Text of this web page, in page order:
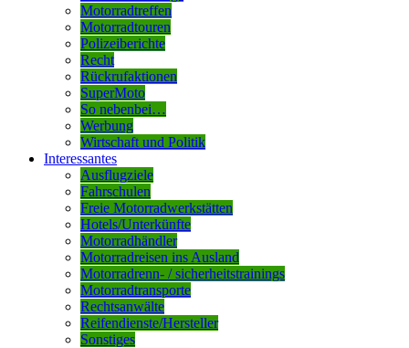
Motorradtreffen
Motorradtouren
Polizeiberichte
Recht
Rückrufaktionen
SuperMoto
So nebenbei…
Werbung
Wirtschaft und Politik
Interessantes
Ausflugziele
Fahrschulen
Freie Motorradwerkstätten
Hotels/Unterkünfte
Motorradhändler
Motorradreisen ins Ausland
Motorradrenn- / sicherheitstrainings
Motorradtransporte
Rechtsanwälte
Reifendienste/Hersteller
Sonstiges